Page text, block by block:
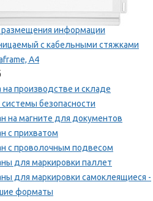
информации
с кабельными стяжками
А4
производстве и складе
системы безопасности
на магните для документов
с прихватом
с проволочным подвесом
для маркировки паллет
для маркировки самоклеящиеся -
форматы